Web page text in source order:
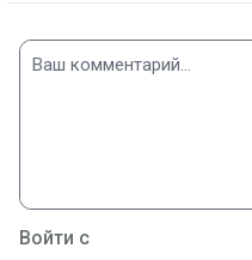
Войти с